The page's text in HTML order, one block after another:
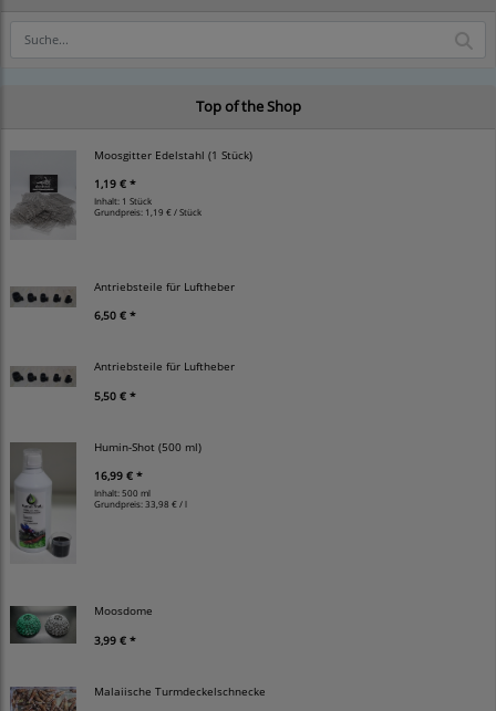
Top of the Shop
Moosgitter Edelstahl (1 Stück)
1,19 € *
Inhalt: 1 Stück
Grundpreis: 1,19 € / Stück
Antriebsteile für Luftheber
6,50 € *
Antriebsteile für Luftheber
5,50 € *
Humin-Shot (500 ml)
16,99 € *
Inhalt: 500 ml
Grundpreis:33,98 € / l
Moosdome
3,99 € *
Malaiische Turmdeckelschnecke